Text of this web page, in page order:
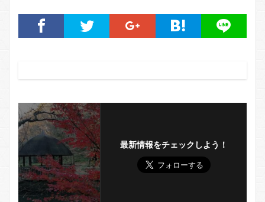
最新情報をチェックしよう！